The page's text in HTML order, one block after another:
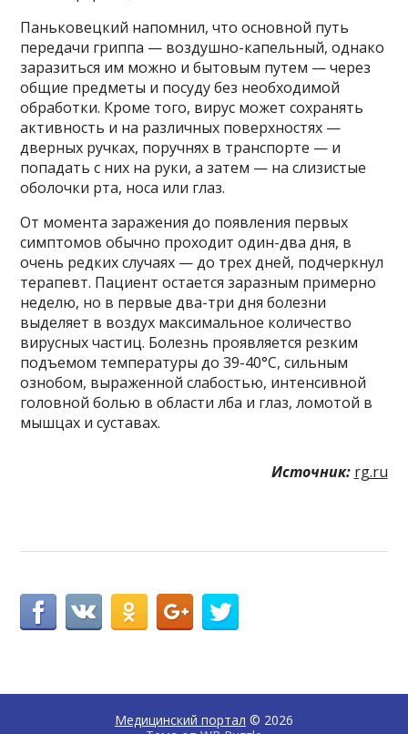
Паньковецкий напомнил, что основной путь
передачи гриппа — воздушно-капельный, однако
заразиться им можно и бытовым путем — через
общие предметы и посуду без необходимой
обработки. Кроме того, вирус может сохранять
активность и на различных поверхностях —
дверных ручках, поручнях в транспорте — и
попадать с них на руки, а затем — на слизистые
оболочки рта, носа или глаз.
От момента заражения до появления первых
симптомов обычно проходит один-два дня, в
очень редких случаях — до трех дней, подчеркнул
терапевт. Пациент остается заразным примерно
неделю, но в первые два-три дня болезни
выделяет в воздух максимальное количество
вирусных частиц. Болезнь проявляется резким
подъемом температуры до 39-40°C, сильным
ознобом, выраженной слабостью, интенсивной
головной болью в области лба и глаз, ломотой в
мышцах и суставах.
Источник: rg.ru
Медицинский портал © 2026